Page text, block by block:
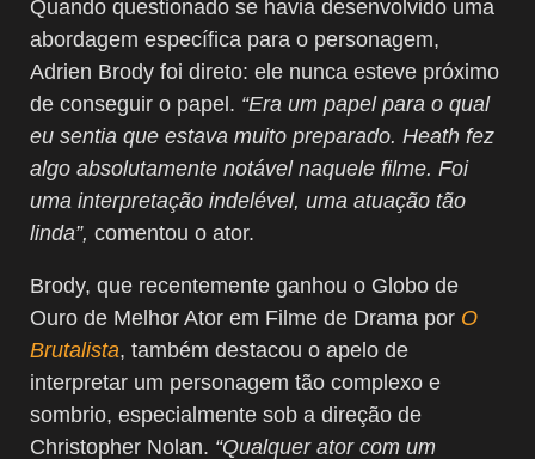
Quando questionado se havia desenvolvido uma
abordagem específica para o personagem,
Adrien Brody foi direto: ele nunca esteve próximo
de conseguir o papel. “Era um papel para o qual
eu sentia que estava muito preparado. Heath fez
algo absolutamente notável naquele filme. Foi
uma interpretação indelével, uma atuação tão
linda”, comentou o ator.
Brody, que recentemente ganhou o Globo de
Ouro de Melhor Ator em Filme de Drama por O
Brutalista, também destacou o apelo de
interpretar um personagem tão complexo e
sombrio, especialmente sob a direção de
Christopher Nolan. “Qualquer ator com um